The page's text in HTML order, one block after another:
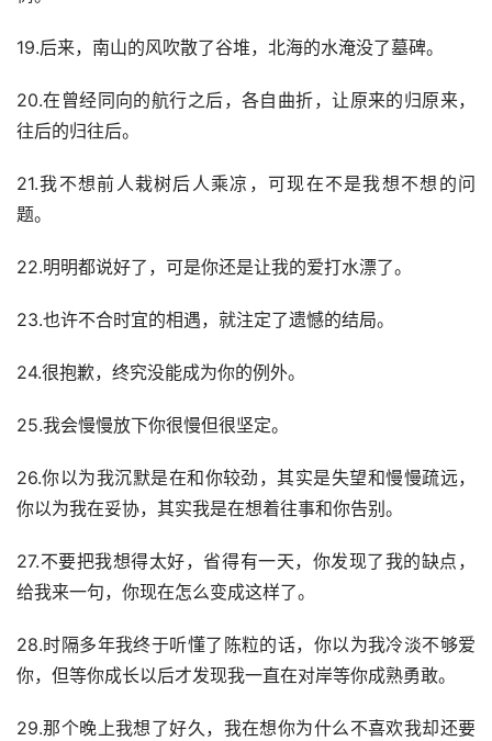
19.后来，南山的风吹散了谷堆，北海的水淹没了墓碑。
20.在曾经同向的航行之后，各自曲折，让原来的归原来，
往后的归往后。
21.我不想前人栽树后人乘凉，可现在不是我想不想的问
题。
22.明明都说好了，可是你还是让我的爱打水漂了。
23.也许不合时宜的相遇，就注定了遗憾的结局。
24.很抱歉，终究没能成为你的例外。
25.我会慢慢放下你很慢但很坚定。
26.你以为我沉默是在和你较劲，其实是失望和慢慢疏远，
你以为我在妥协，其实我是在想着往事和你告别。
27.不要把我想得太好，省得有一天，你发现了我的缺点，
给我来一句，你现在怎么变成这样了。
28.时隔多年我终于听懂了陈粒的话，你以为我冷淡不够爱
你，但等你成长以后才发现我一直在对岸等你成熟勇敢。
29.那个晚上我想了好久，我在想你为什么不喜欢我却还要